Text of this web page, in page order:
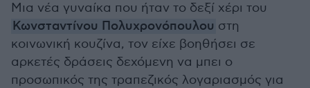
Μια νέα γυναίκα που ήταν το δεξί χέρι του
Κωνσταντίνου Πολυχρονόπουλου στη
κοινωνική κουζίνα, τον είχε βοηθήσει σε
αρκετές δράσεις δεχόμενη να μπει ο
προσωπικός της τραπεζικός λογαριασμός για